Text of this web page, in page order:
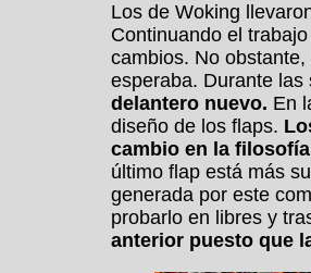
Los de Woking
Continuando el
cambios. No
esperaba. Durante las
delantero nuevo. En
diseño de los flaps.
cambio en la
último flap está más
generada por este
probarlo en libres y
anterior puesto que